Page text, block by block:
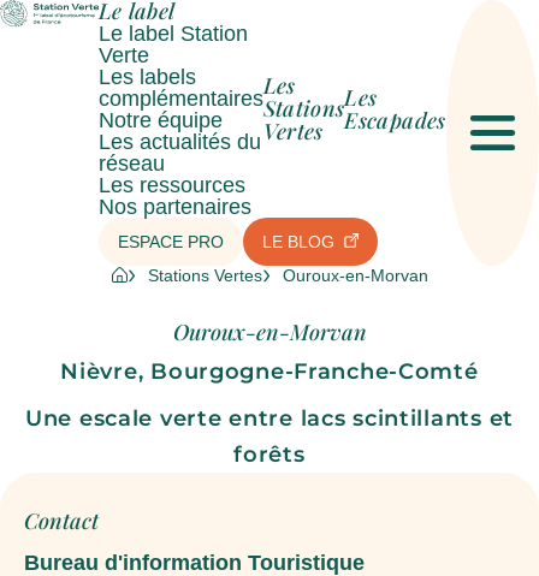
Le label
Le label Station
Verte
Les labels
complémentaires
Notre équipe
Les actualités du
réseau
Les ressources
Nos partenaires
Les
Stations
Vertes
Les
Escapades
ESPACE PRO LE BLOG
Stations Vertes Ouroux-en-Morvan
Ouroux-en-Morvan
Nièvre, Bourgogne-Franche-Comté
Une escale verte entre lacs scintillants et
forêts
Contact
Bureau d'information Touristique